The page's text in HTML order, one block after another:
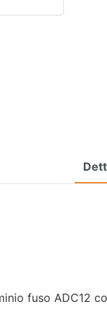
fuso ADC12